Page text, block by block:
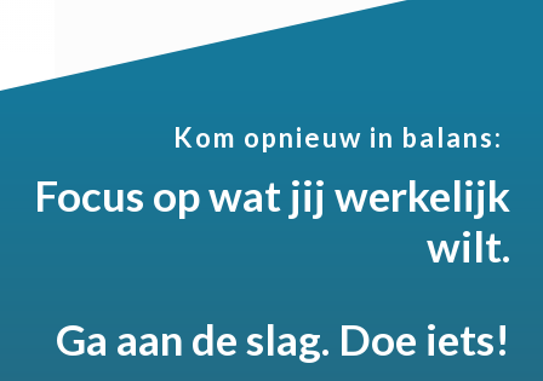
Kom opnieuw in balans:
Focus op wat jij werkelijk
wilt.
Ga aan de slag. Doe iets!